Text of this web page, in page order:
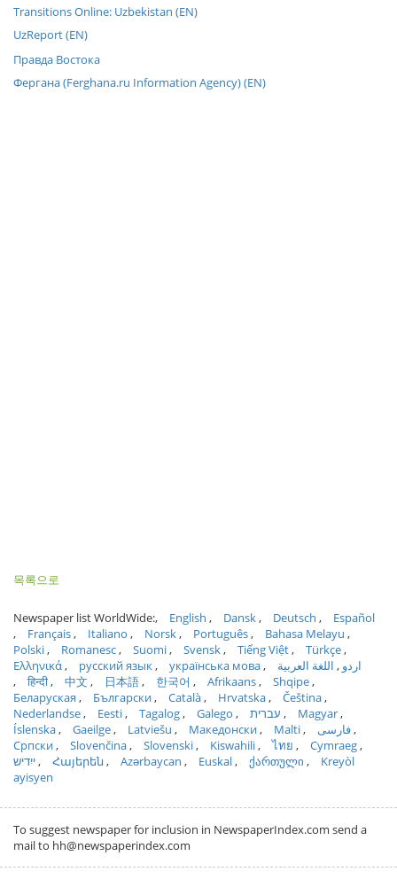
Transitions Online: Uzbekistan (EN)
UzReport (EN)
Правда Востока
Фергана (Ferghana.ru Information Agency) (EN)
목록으로
Newspaper list WorldWide: English Dansk Deutsch
Español
Français
Italiano Norsk Português
Bahasa Melayu
Polski
Romanesc Suomi Svensk Tiếng Việt
Türkçe
Ελληνικά
русский язык українська мова اردو
اللغة العربية
हिन्दी
中文 日本語 한국어 Afrikaans
Shqipe
Беларуская
Български Català Hrvatska
Čeština
Nederlandse
Eesti Tagalog Galego עברית
Magyar
Íslenska
Gaeilge Latviešu Македонски Malti
فارسی
Српски
Slovenčina Slovenski Kiswahili ไทย
Cymraeg
ייִדיש
Հայերեն Azərbaycan Euskal ქართული
Kreyòl
ayisyen
To suggest newspaper for inclusion in NewspaperIndex.com send a
mail to hh@newspaperindex.com